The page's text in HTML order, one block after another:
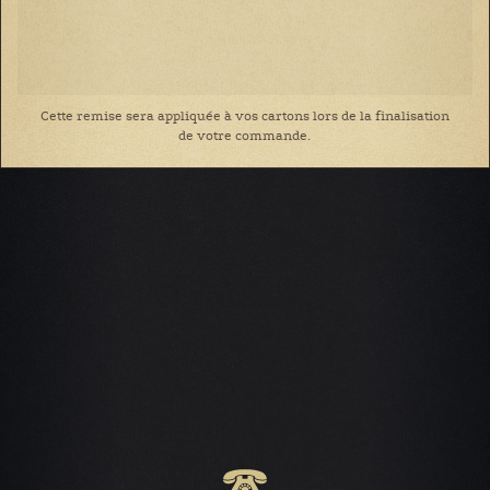
Cette remise sera appliquée à vos cartons lors de la finalisation
de votre commande.